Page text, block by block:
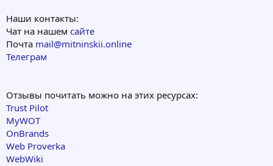
Наши контакты:
Чат на нашем сайте
Почта mail@mitninskii.online
Телеграм
Отзывы почитать можно на этих ресурсах:
Trust Pilot
MyWOT
OnBrands
Web Proverka
WebWiki